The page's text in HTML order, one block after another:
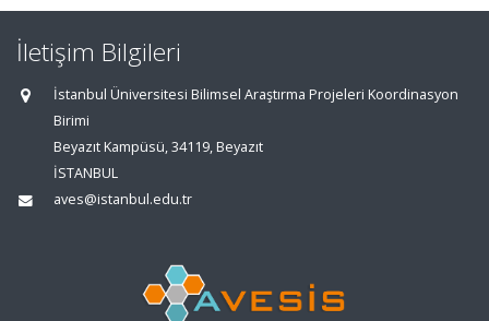
İletişim Bilgileri
İstanbul Üniversitesi Bilimsel Araştırma Projeleri Koordinasyon
Birimi
Beyazıt Kampüsü, 34119, Beyazıt
İSTANBUL
aves@istanbul.edu.tr